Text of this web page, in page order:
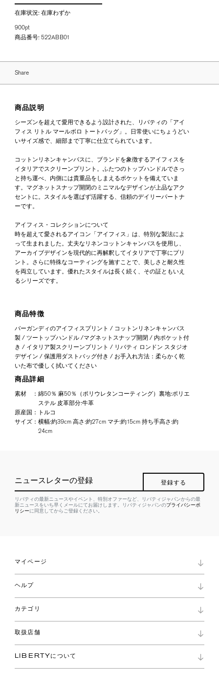
在庫状況: 在庫わずか
900pt
商品番号: 522ABB01
Share
商品説明
シーズンを超えて愛用できるよう設計された、リバティの「アイ
フィス リトル マールボロ トートバッグ」。日常使いにちょうどい
いサイズ感で、細部まで丁寧に仕立てられています。
コットンリネンキャンバスに、ブランドを象徴するアイフィスを
イタリアでスクリーンプリント。ふたつのトップハンドルでさっ
と持ち運べ、内側には貴重品をしまえるポケットを備えていま
す。マグネットスナップ開閉のミニマルなデザインが上品なアク
セントに。スタイルを選ばず活躍する、信頼のデイリーパートナ
ーです。
アイフィス・コレクションについて
時を超えて愛されるアイコン「アイフィス」は、特別な製法によ
って生まれました。丈夫なリネンコットンキャンバスを使用し、
アーカイブデザインを現代的に再解釈してイタリアで丁寧にプリ
ント。さらに特殊なコーティングを施すことで、美しさと耐久性
を両立しています。優れたスタイルは長く続く、その証ともいえ
るシリーズです。
商品特徴
バーガンディのアイフィスプリント / コットンリネンキャンバス
製 / ツートップハンドル /マグネットスナップ開閉 / 内ポケット付
き / イタリア製スクリーンプリント / リバティ ロンドン スタジオ
デザイン / 保護用ダストバッグ付き / お手入れ方法：柔らかく乾
いた布で優しく拭いてください
商品詳細
素材 ： 綿50％ 麻50％（ポリウレタンコーティング）裏地:ポリエ
ステル 皮革部分:牛革
原産国 ： トルコ
サイズ ： 横幅:約39cm 高さ:約27cm マチ:約15cm 持ち手高さ:約
24cm
ニュースレターの登録 登録する
リバティの最新ニュースやイベント、特別オファーなど、リバティジャパンからの最
新ニュースをいち早くメールにてお届けします。リバティジャパンのプライバシーポ
リシーに同意してからご登録ください。
マイページ
ロイヤリティプログラム
パスワード再設定
ショッピングバッグ
ヘルプ
お問い合わせ
よくあるご質問
ご利用ガイド
カテゴリ
コレクション
ファブリックス
バッグ
取扱店舗
リバティ・ファブリックス
LIBERTYについて